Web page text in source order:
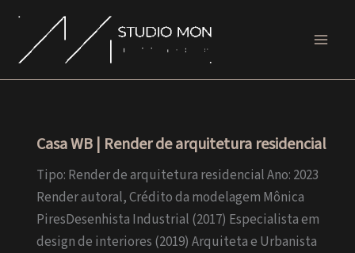
conteúdo
Casa WB | Render de arquitetura residencial
Tipo: Render de arquitetura residencial Ano: 2023
Render autoral, Crédito da modelagem Mônica
PiresDesenhista Industrial (2017) Especialista em
design de interiores (2019) Arquiteta e Urbanista